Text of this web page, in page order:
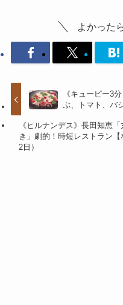
よかった
《キューピー3
ぶ、トマト、バ
《ヒルナンデス》長田知恵
き」劇的！時短レストラン
2日）